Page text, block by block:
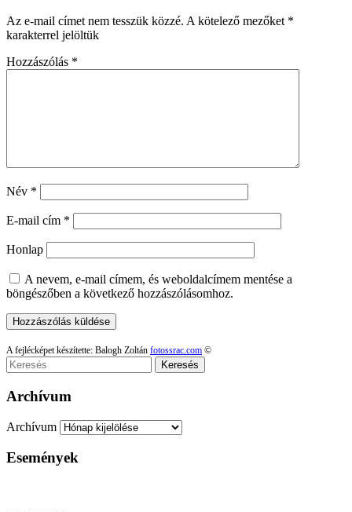
Az e-mail címet nem tesszük közzé. A kötelező mezőket *
karakterrel jelöltük
Hozzászólás *
Név *
E-mail cím *
Honlap
A nevem, e-mail címem, és weboldalcímem mentése a
böngészőben a következő hozzászólásomhoz.
A fejlécképet készítette: Balogh Zoltán fotossrac.com ©
Keresés
Archívum
Archívum
Események